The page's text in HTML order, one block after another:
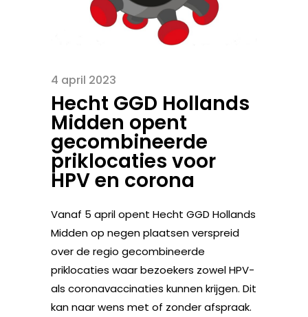
4 april 2023
Hecht GGD Hollands
Midden opent
gecombineerde
priklocaties voor
HPV en corona
Vanaf 5 april opent Hecht GGD Hollands
Midden op negen plaatsen verspreid
over de regio gecombineerde
priklocaties waar bezoekers zowel HPV-
als coronavaccinaties kunnen krijgen. Dit
kan naar wens met of zonder afspraak.